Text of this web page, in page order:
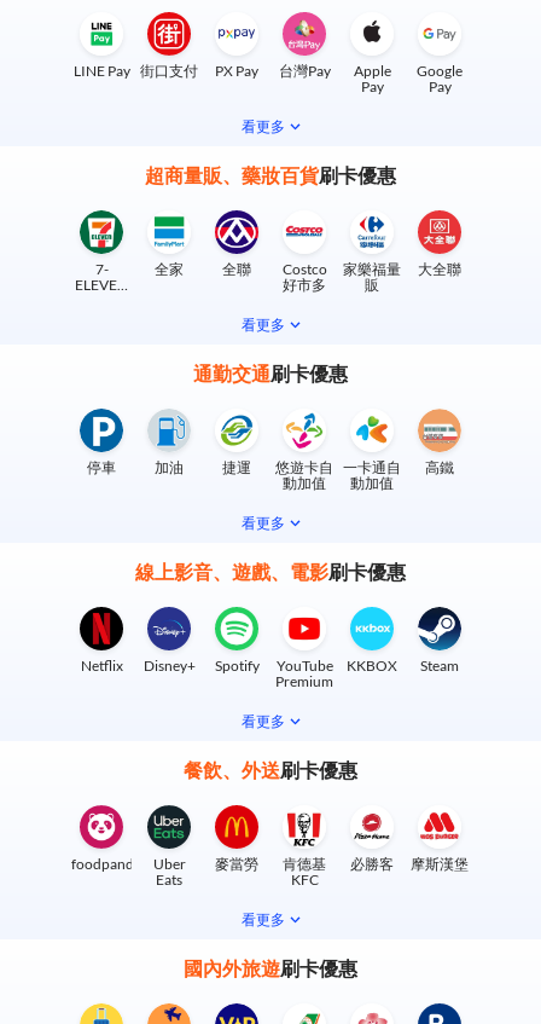
LINE Pay 街口支付 PX Pay 台灣Pay
Apple
Pay
Google
Pay
看更多
超商量販、藥妝百貨刷卡優惠
7-
ELEVEN
全家 全聯
Costco
好市多
家樂福量
販
大全聯
看更多
通勤交通刷卡優惠
停車 加油 捷運
悠遊卡自
動加值
一卡通自
動加值
高鐵
看更多
線上影音、遊戲、電影刷卡優惠
Netflix Disney+ Spotify
YouTube
Premium
KKBOX Steam
看更多
餐飲、外送刷卡優惠
foodpanda
Uber
Eats
麥當勞
肯德基
KFC
必勝客 摩斯漢堡
看更多
國內外旅遊刷卡優惠